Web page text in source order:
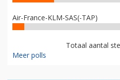
Air-France-KLM-SAS(-TAP)
Totaal aantal
Meer polls